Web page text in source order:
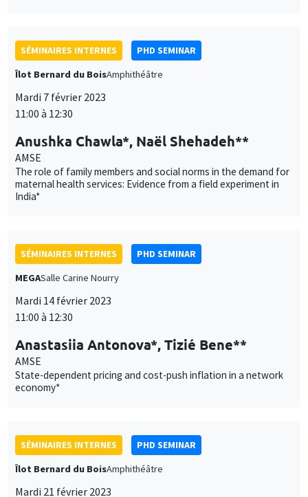
SÉMINAIRES INTERNES
PHD SEMINAR
Îlot Bernard du BoisAmphithéâtre
Mardi 7 février 2023
11:00 à 12:30
Anushka Chawla*, Naël Shehadeh**
AMSE
The role of family members and social norms in the demand for
maternal health services: Evidence from a field experiment in
India*
SÉMINAIRES INTERNES
PHD SEMINAR
MEGASalle Carine Nourry
Mardi 14 février 2023
11:00 à 12:30
Anastasiia Antonova*, Tizié Bene**
AMSE
State-dependent pricing and cost-push inflation in a network
economy*
SÉMINAIRES INTERNES
PHD SEMINAR
Îlot Bernard du BoisAmphithéâtre
Mardi 21 février 2023